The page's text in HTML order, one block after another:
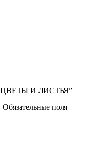
“ЦВЕТЫ И ЛИСТЬЯ”
Обязательные поля